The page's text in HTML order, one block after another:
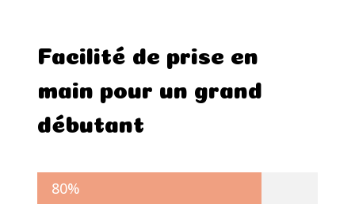
Facilité de prise en
main pour un grand
débutant
80%